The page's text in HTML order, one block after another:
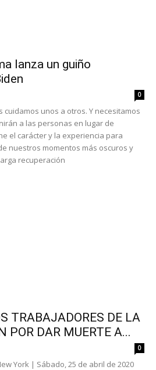
lanza un guiño
0
cuidamos unos a otros. Y necesitamos
a las personas en lugar de
el carácter y la experiencia para
nuestros momentos más oscuros y
recuperación
TRABAJADORES DE LA
POR DAR MUERTE A...
0
York | Sábado, 25 de abril de 2020